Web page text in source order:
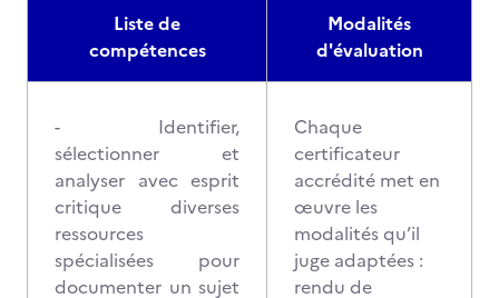
Liste de
compétences
Modalités
d'évaluation
- Identifier,
sélectionner et
analyser avec esprit
critique diverses
ressources
spécialisées pour
documenter un sujet
Chaque
certificateur
accrédité met en
œuvre les
modalités qu’il
juge adaptées :
rendu de